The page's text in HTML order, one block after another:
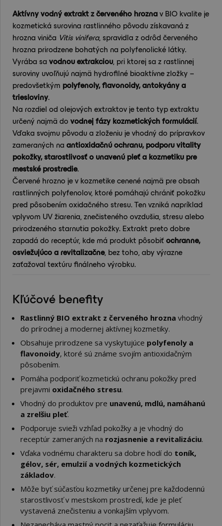
Aktívny vodný extrakt z červeného hroznav BIO kvalite je
kozmetická surovina rastlinného pôvodu získavaná z
hrozna viniča Vitis vinifera, spravidla z odrôd červeného
hrozna prirodzene bohatých na polyfenolické látky.
Vyrába sa vodnou extrakciou , pri ktorej sa z rastlinnej
suroviny uvoľňujú najmä hydrofilné bioaktívne zložky –
predovšetkým polyfenoly, flavonoidy, antokyány a
triesloviny.
Na rozdiel od olejových extraktov je tento typ extraktu
určený najmä do vodnej fázy kozmetických formulácií.
Vďaka svojmu pôvodu a zloženiu je vhodný do prípravkov
zameraných na antioxidačnú ochranu, podporu vitality
pokožky, starostlivosť o unavenú pleť a kozmetiku pre
mestské prostredie.
Červené hrozno je v kozmetike cenené najmä pre obsah
rastlinných polyfenolov, ktoré pomáhajú chrániť pokožku
pred pôsobením oxidačného stresu. Ten vzniká napríklad
vplyvom UV žiarenia, znečisteného ovzdušia, stresu alebo
prirodzeného starnutia pokožky. Extrakt preto dobre
zapadá do receptúr, kde má produkt pôsobiť ochranne,
osviežujúco a revitalizačne, bez toho, aby výrazne
zaťažoval textúru finálneho výrobku.
Kľúčové benefity
Rastlinný BIO extrakt z červeného hrozna vhodný
do prírodnej a modernej aktívnej kozmetiky.
Obsahuje prirodzene sa vyskytujúce polyfenoly a
flavonoidy, ktoré sú známe svojím antioxidačným
pôsobením.
Pomáha podporiť kozmetickú ochranu pokožky pred
prejavmi oxidačného stresu.
Vhodný do produktov pre unavenú, mdlú, namáhanú
a zrelšiu pleť.
Podporuje svieži vzhľad pokožky a je vhodný do
receptúr zameraných na rozjasnenie a revitalizáciu.
Vďaka vodnému charakteru sa dobre hodí do toník,
gélov, sér, emulzií a vodných kozmetických
základov.
Môže byť súčasťou kozmetiky určenej pre každodennú
starostlivosť v mestskom prostredí, kde je pleť
vystavená znečisteniu a vonkajším vplyvom.